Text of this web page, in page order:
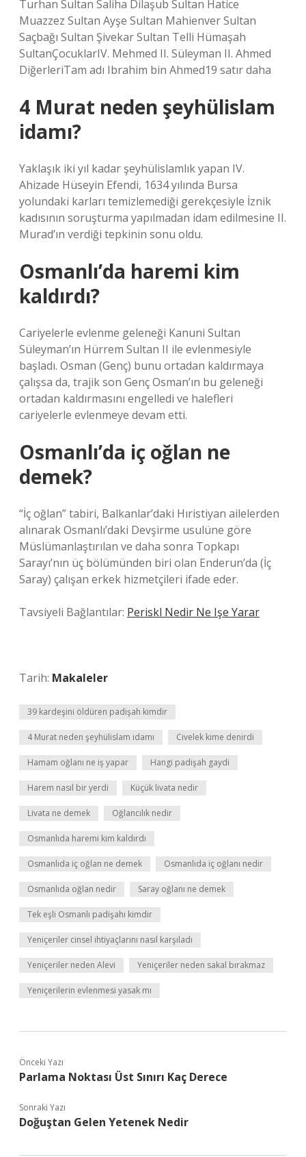
Turhan Sultan Saliha Dilaşub Sultan Hatice
Muazzez Sultan Ayşe Sultan Mahienver Sultan
Saçbağı Sultan Şivekar Sultan Telli Hümaşah
SultanÇocuklarIV. Mehmed II. Süleyman II. Ahmed
DiğerleriTam adı Ibrahim bin Ahmed19 satır daha
4 Murat neden şeyhülislam
idamı?
Yaklaşık iki yıl kadar şeyhülislamlık yapan IV.
Ahizade Hüseyin Efendi, 1634 yılında Bursa
yolundaki karları temizlemediği gerekçesiyle İznik
kadısının soruşturma yapılmadan idam edilmesine II.
Murad’ın verdiği tepkinin sonu oldu.
Osmanlı’da haremi kim
kaldırdı?
Cariyelerle evlenme geleneği Kanuni Sultan
Süleyman’ın Hürrem Sultan II ile evlenmesiyle
başladı. Osman (Genç) bunu ortadan kaldırmaya
çalışsa da, trajik son Genç Osman’ın bu geleneği
ortadan kaldırmasını engelledi ve halefleri
cariyelerle evlenmeye devam etti.
Osmanlı’da iç oğlan ne
demek?
“İç oğlan” tabiri, Balkanlar’daki Hıristiyan ailelerden
alınarak Osmanlı’daki Devşirme usulüne göre
Müslümanlaştırılan ve daha sonra Topkapı
Sarayı’nın üç bölümünden biri olan Enderun’da (İç
Saray) çalışan erkek hizmetçileri ifade eder.
Tavsiyeli Bağlantılar: Periskl Nedir Ne Işe Yarar
Tarih: Makaleler
39 kardeşini öldüren padişah kimdir
4 Murat neden şeyhülislam idamı Civelek kime denirdi
Hamam oğlanı ne iş yapar Hangi padişah gaydi
Harem nasıl bir yerdi Küçük livata nedir
Livata ne demek Oğlancılık nedir
Osmanlıda haremi kim kaldırdı
Osmanlıda iç oğlan ne demek Osmanlıda iç oğlanı nedir
Osmanlıda oğlan nedir Saray oğlanı ne demek
Tek eşli Osmanlı padişahı kimdir
Yeniçeriler cinsel ihtiyaçlarını nasıl karşıladı
Yeniçeriler neden Alevi Yeniçeriler neden sakal bırakmaz
Yeniçerilerin evlenmesi yasak mı
Önceki Yazı
Parlama Noktası Üst Sınırı Kaç Derece
Sonraki Yazı
Doğuştan Gelen Yetenek Nedir